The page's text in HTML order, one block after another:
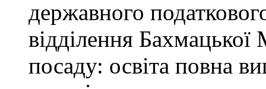
державного
відділення
посаду: освіта повна